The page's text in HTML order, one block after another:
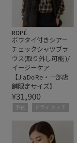
ROPÉ
ボウタイ付きシアー
チェックシャツブラ
ウス(取り外し可能 )/
イージーケア
【J'aDoRe・一部店
舗限定サイズ】
¥31,900
予約 ドライタッチ